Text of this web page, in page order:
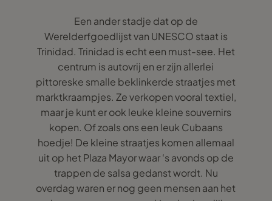
Een ander stadje dat op de
Werelderfgoedlijst van UNESCO staat is
Trinidad. Trinidad is echt een must-see. Het
centrum is autovrij en er zijn allerlei
pittoreske smalle beklinkerde straatjes met
marktkraampjes. Ze verkopen vooral textiel,
maar je kunt er ook leuke kleine souvernirs
kopen. Of zoals ons een leuk Cubaans
hoedje! De kleine straatjes komen allemaal
uit op het Plaza Mayor waar ‘s avonds op de
trappen de salsa gedanst wordt. Nu
overdag waren er nog geen mensen aan het